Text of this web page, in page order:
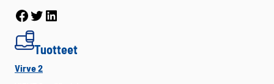
Tuotteet
Virve 2